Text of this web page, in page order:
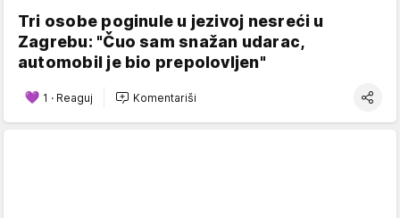
Tri osobe poginule u jezivoj nesreći u
Zagrebu: "Čuo sam snažan udarac,
automobil je bio prepolovljen"
1 · Reaguj Komentariši